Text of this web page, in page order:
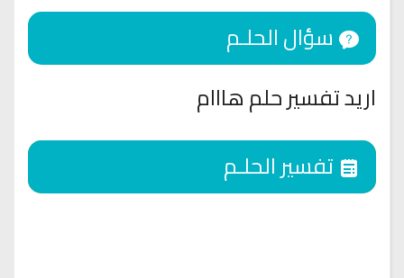
اريد تفسير حلم هااام